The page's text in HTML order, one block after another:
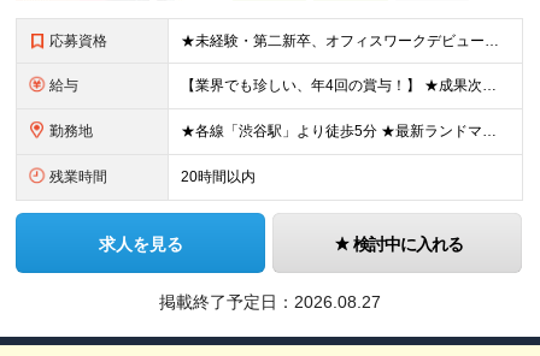
応募資格 ★未経験・第二新卒、オフィスワークデビュー大歓迎 ★平均年齢は28.6歳！ ★20代の若手メンバーが中心になって活躍している職場です！ ●学歴不問 ※35歳以下の方（若年層の長期キャリア形成） ★こ
給与 【業界でも珍しい、年4回の賞与！】 ★成果次第でスピード昇給可 →20代で年収700万〜900万超も！ ■未経験：月給26〜30万円＋賞与年4回（業績による）＋各種手当 ※経験・スキルを考慮して決定
勤務地 ★各線「渋谷駅」より徒歩5分 ★最新ランドマークオフィスです！ ★転勤はありません 【本社】 東京都渋谷区道玄坂2-25-12 道玄坂通 dogenzaka-dori 5階 ※(変更の範囲)上記を除
残業時間 20時間以内
求人を見る 検討中に入れる
掲載終了予定日： 2026.08.27